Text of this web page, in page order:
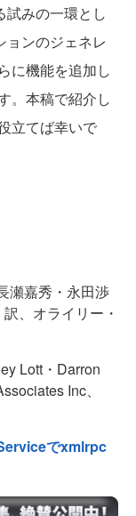
みの一環とし
ョンのジェネレ
に機能を追加し
。本稿で紹介し
立てば幸いで
瀬嘉秀・永田渉
、オライリー・
Lott・Darron
Inc、
でxmlrpc